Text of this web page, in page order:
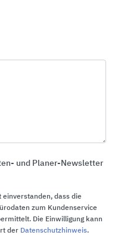
und Planer-Newsletter
einverstanden, dass die
zum Kundenservice
Die Einwilligung kann
der Datenschutzhinweis.